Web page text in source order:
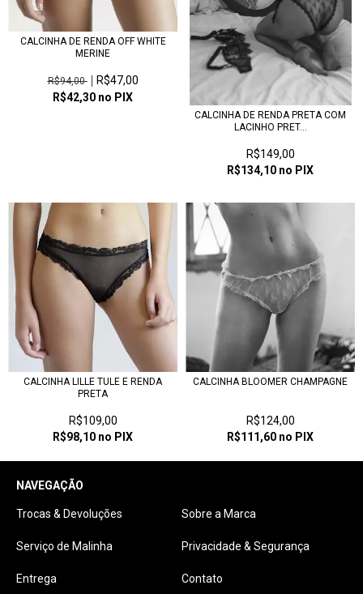
CALCINHA DE RENDA OFF WHITE
MERINE
R$94,00
R$47,00
R$42,30 no PIX
CALCINHA DE RENDA PRETA COM
LACINHO PRET...
R$149,00
R$134,10 no PIX
CALCINHA LILLE TULE E RENDA
PRETA
R$109,00
R$98,10 no PIX
CALCINHA BLOOMER CHAMPAGNE
R$124,00
R$111,60 no PIX
NAVEGAÇÃO
Trocas & Devoluções Sobre a Marca
Serviço de Malinha Privacidade & Segurança
Entrega Contato